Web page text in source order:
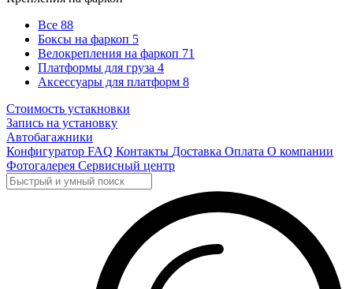
Все 88
Боксы на фаркоп 5
Велокрепления на фаркоп 71
Платформы для груза 4
Аксессуары для платформ 8
Стоимость устакновки
Запись на установку
Автобагажники
Конфигуратор FAQ Контакты Доставка Оплата О компании
Фотогалерея Сервисный центр